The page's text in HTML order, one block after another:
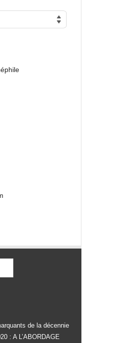
de la décennie
: A L’ABORDAGE